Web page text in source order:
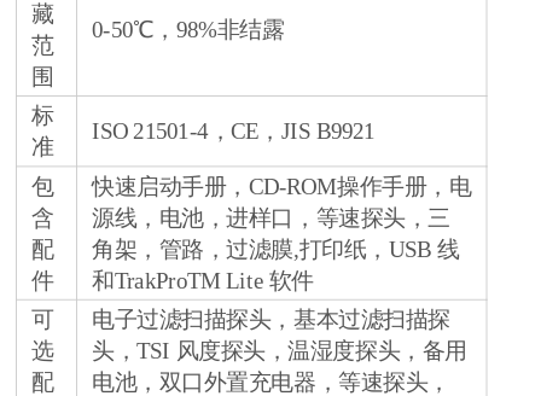
藏
范
围
0-50℃，98%非结露
标
准
ISO 21501-4，CE，JIS B9921
包
含
配
件
快速启动手册，CD-ROM操作手册，电
源线，电池，进样口，等速探头，三
角架，管路，过滤膜,打印纸，USB 线
和TrakProTM Lite 软件
可
选
配
电子过滤扫描探头，基本过滤扫描探
头，TSI 风度探头，温湿度探头，备用
电池，双口外置充电器，等速探头，